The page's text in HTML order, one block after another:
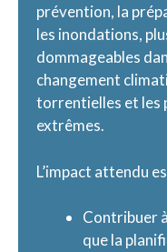
prévention, la
les inondations,
dommageables
changement
torrentielles et les
extrêmes.
L’impact attendu
Contribuer
que la